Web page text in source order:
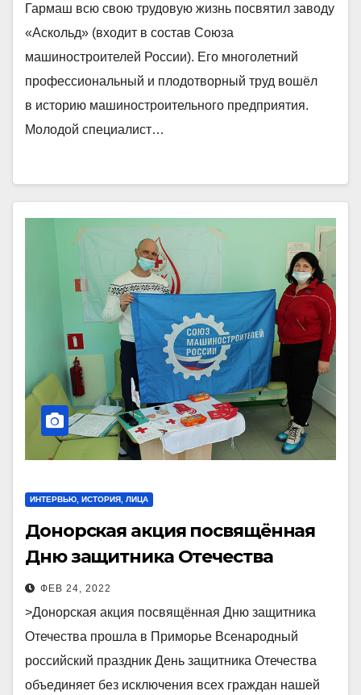
Гармаш всю свою трудовую жизнь посвятил заводу
«Аскольд» (входит в состав Союза
машиностроителей России). Его многолетний
профессиональный и плодотворный труд вошёл
в историю машиностроительного предприятия.
Молодой специалист…
ИНТЕРВЬЮ, ИСТОРИЯ, ЛИЦА
Донорская акция посвящённая
Дню защитника Отечества
прошла в Приморье
ФЕВ 24, 2022
>Донорская акция посвящённая Дню защитника
Отечества прошла в Приморье Всенародный
российский праздник День защитника Отечества
объединяет без исключения всех граждан нашей